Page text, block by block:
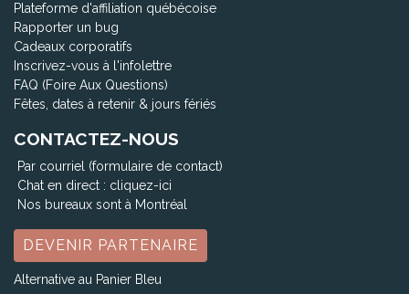
Plateforme d'affiliation québécoise
Rapporter un bug
Cadeaux corporatifs
Inscrivez-vous à l'infolettre
FAQ (Foire Aux Questions)
Fêtes, dates à retenir & jours fériés
CONTACTEZ-NOUS
Par courriel (formulaire de contact)
Chat en direct : cliquez-ici
Nos bureaux sont à Montréal
DEVENIR PARTENAIRE
Alternative au Panier Bleu